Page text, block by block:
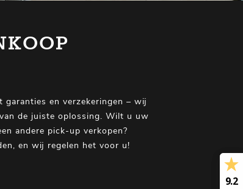
9.2
9.2
en verzekeringen – wij
de juiste oplossing. Wilt u uw
andere pick-up verkopen?
en wij regelen het voor u!